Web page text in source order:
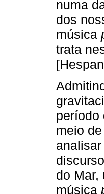
numa
dos
música
trata
período
meio
do Mar,
música